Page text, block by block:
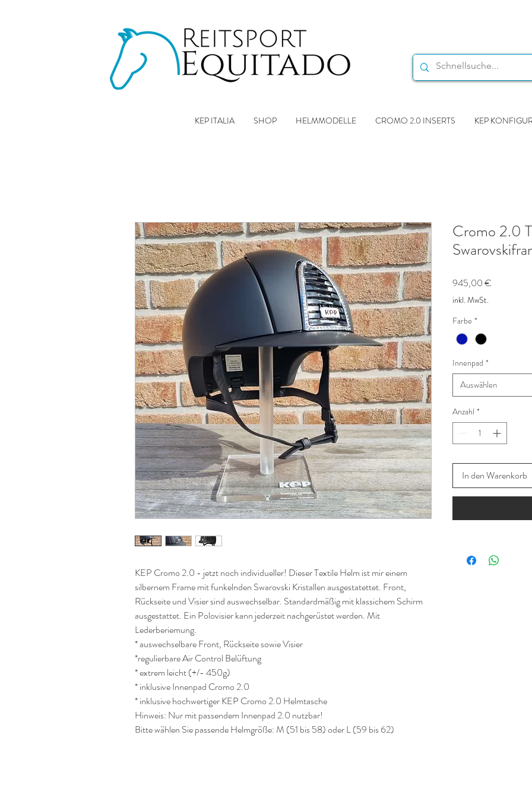
KEP ITALIA SHOP HELMMODELLE CROMO 2.0 INSERTS KEP
KEP Cromo 2.0 - jetzt noch individueller! Dieser Textile Helm ist mir einem
silbernem Frame mit funkelnden Swarovski Kristallen ausgestatettet. Front,
Rückseite und Visier sind auswechselbar. Standardmäßig mit klassichem Schirm
ausgestattet. Ein Polovisier kann jederzeit nachgerüstet werden. Mit
Lederberiemung.
* auswechselbare Front, Rückseite sowie Visier
*regulierbare Air Control Belüftung
* extrem leicht (+/- 450g)
* inklusive Innenpad Cromo 2.0
* inklusive hochwertiger KEP Cromo 2.0 Helmtasche
Hinweis: Nur mit passendem Innenpad 2.0 nutzbar!
Bitte wählen Sie passende Helmgröße: M (51 bis 58) oder L (59 bis 62)
Cromo 2.0
945,00 €
inkl. MwSt.
Farbe *
Innenpad *
Auswählen
Anzahl *
In den Warenkorb